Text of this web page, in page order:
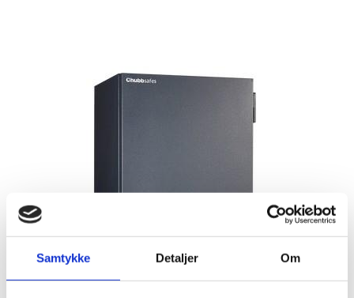
Samtykke Detaljer Om
BRANDSIKRE BATTERISKABE
MEDICINSKABE TIL PLEJEHJEM/BOSTEDER
OPBEVARINGSSKABE / SMÅRUMSSKABE
BRUGTE SKABE - LAGERSALG